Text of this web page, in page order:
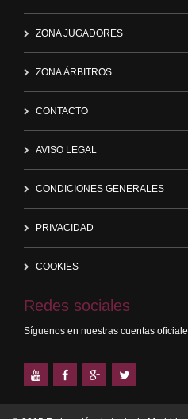
ZONA JUGADORES
ZONA ÁRBITROS
CONTACTO
AVISO LEGAL
CONDICIONES GENERALES
PRIVACIDAD
COOKIES
Redes sociales
Síguenos en nuestras cuentas